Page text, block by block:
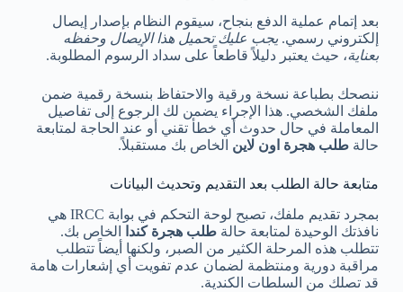
بعد إتمام عملية الدفع بنجاح، سيقوم النظام بإصدار إيصال
إلكتروني رسمي. يجب عليك تحميل هذا الإيصال وحفظه
بعناية، حيث يعتبر دليلاً قاطعاً على سداد الرسوم المطلوبة.
ننصحك بطباعة نسخة ورقية والاحتفاظ بنسخة رقمية ضمن
ملفك الشخصي. هذا الإجراء يضمن لك الرجوع إلى تفاصيل
المعاملة في حال حدوث أي خطأ تقني أو عند الحاجة لمتابعة
حالة طلب هجرة اون لاين الخاص بك مستقبلاً.
متابعة حالة الطلب بعد التقديم وتحديث البيانات
بمجرد تقديم ملفك، تصبح لوحة التحكم في بوابة IRCC هي
نافذتك الوحيدة لمتابعة حالة طلب هجرة كندا
الخاص بك.
تتطلب هذه المرحلة الكثير من الصبر، ولكنها أيضاً تتطلب
مراقبة دورية ومنتظمة لضمان عدم تفويت أي إشعارات هامة
قد تصلك من السلطات الكندية.